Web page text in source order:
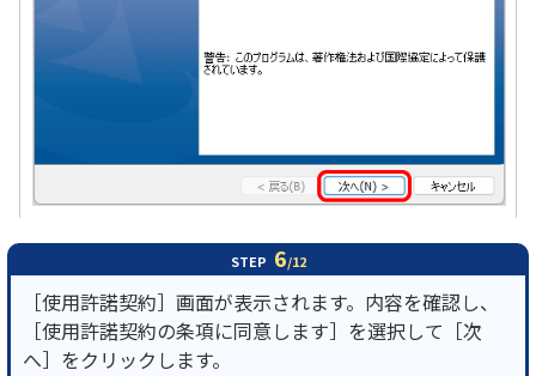
STEP 6/12
［使用許諾契約］画面が表示されます。内容を確認し、
［使用許諾契約の条項に同意します］を選択して［次
へ］をクリックします。